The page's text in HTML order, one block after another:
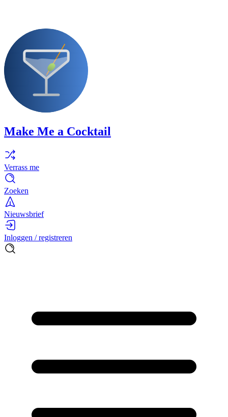
Make Me a Cocktail
Verrass me
Zoeken
Nieuwsbrief
Inloggen / registreren